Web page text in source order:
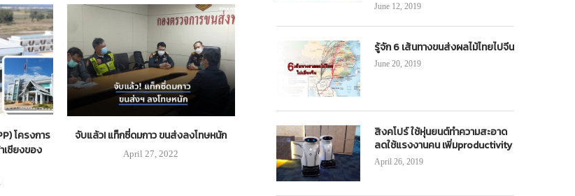
โครงการ
ชียงของ
จับแล้ว! แท็กซี่ดมกาว ขนส่งลงโทษหนัก
April 27, 2022
กทท.ลดค่าธรรมเนียมท่าเรือระนอง พร้อม
ร่วมพัฒนาระบบขนส่งปูนซิเมนต์
May 19, 2021
ค่าตั๋วเครื่องบินแพง! “สุริยะ” สั่ง กพ
สรุปแนวทางลดด่วน
June 12, 2019
รู้จัก 6 เส้นทางขนส่งผลไม้ไทยไปจีน
June 20, 2019
สิงคโปร์ ใช้หุ่นยนต์ทำความสะอาด
ลดใช้แรงงานคน เพิ่มproductivity
April 26, 2019